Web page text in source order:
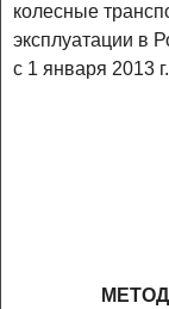
колесные
эксплуатации в
с 1 января 2013 г.